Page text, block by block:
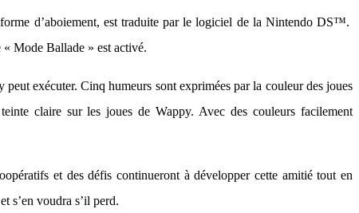
d’aboiement, est traduite par le logiciel de la Nintendo DS™.
Mode Ballade » est activé.
exécuter. Cinq humeurs sont exprimées par la couleur des joues
claire sur les joues de Wappy. Avec des couleurs facilement
et des défis continueront à développer cette amitié tout en
s’en voudra s’il perd.